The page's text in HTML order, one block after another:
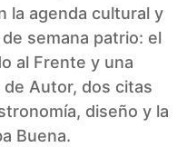
la agenda cultural y
semana patrio: el
al Frente y una
Autor, dos citas
diseño y la
Buena.